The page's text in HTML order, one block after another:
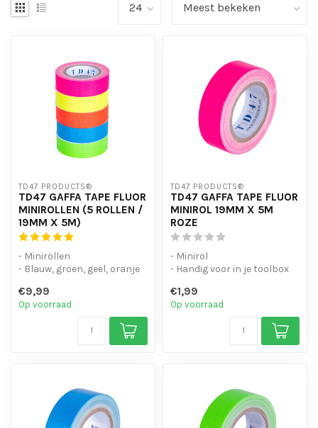
TD47 PRODUCTS®
TD47 GAFFA TAPE FLUOR
MINIROLLEN (5 ROLLEN /
19MM X 5M)
- Minirollen
- Blauw, groen, geel, oranje
- Kwaliteit gaffa tape
€9,99
Op voorraad
TD47 PRODUCTS®
TD47 GAFFA TAPE FLUOR
MINIROL 19MM X 5M
ROZE
- Minirol
- Handig voor in je toolbox
€1,99
Op voorraad